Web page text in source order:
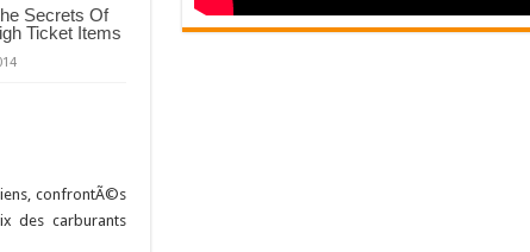
Secrets Of
Ticket Items
confrontÃ©s
des carburants